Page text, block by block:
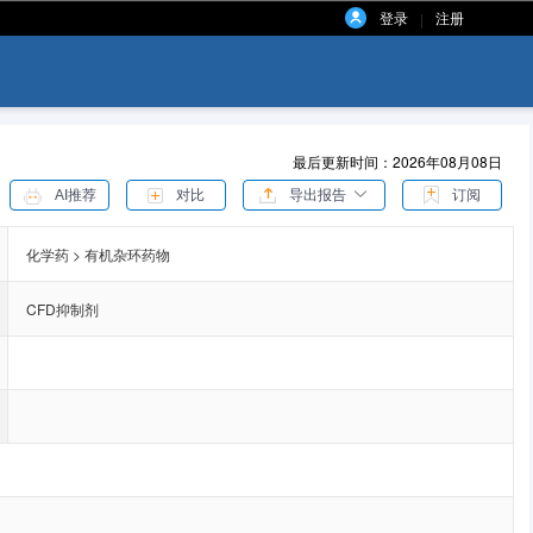
登录 | 注册
最后更新时间：2026年08月08日
AI推荐 对比 导出报告 订阅
化学药 > 有机杂环药物
CFD抑制剂